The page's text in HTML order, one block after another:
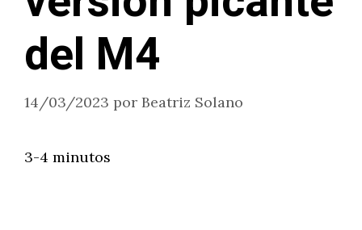
del M4
14/03/2023 por Beatriz Solano
3-4 minutos